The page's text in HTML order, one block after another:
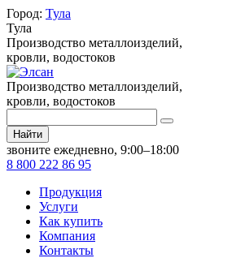
Город: Тула
Тула
Производство металлоизделий,
кровли, водостоков
Производство металлоизделий,
кровли, водостоков
Найти
звоните ежедневно, 9:00–18:00
8 800 222 86 95
Продукция
Услуги
Как купить
Компания
Контакты